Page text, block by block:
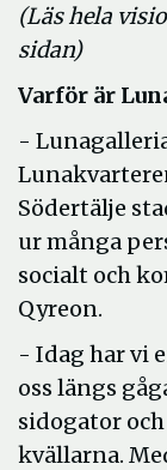
(Läs hela
sidan)
Varför är
-
Södertälje
ur många
socialt och
Qyreon.
- Idag har vi
oss längs
sidogator
kvällarna.